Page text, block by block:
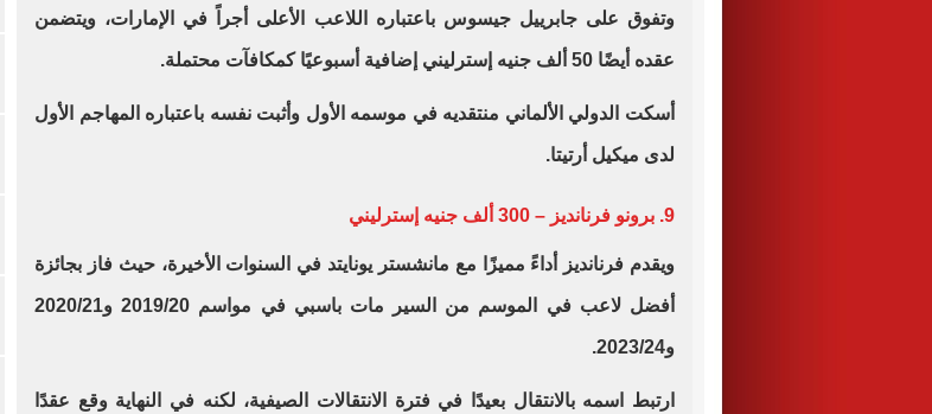
وتفوق على جابرييل جيسوس باعتباره اللاعب الأعلى أجراً في الإمارات، ويتضمن
عقده أيضًا 50 ألف جنيه إسترليني إضافية أسبوعيًا كمكافآت محتملة.
أسكت الدولي الألماني منتقديه في موسمه الأول وأثبت نفسه باعتباره المهاجم الأول
لدى ميكيل أرتيتا.
9. برونو فرنانديز – 300 ألف جنيه إسترليني
ويقدم فرنانديز أداءً مميزًا مع مانشستر يونايتد في السنوات الأخيرة، حيث فاز بجائزة
أفضل لاعب في الموسم من السير مات باسبي في مواسم 2019/20 و2020/21
و2023/24.
ارتبط اسمه بالانتقال بعيدًا في فترة الانتقالات الصيفية، لكنه في النهاية وقع عقدًا